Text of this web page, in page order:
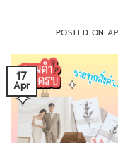
POSTED ON
17
Apr